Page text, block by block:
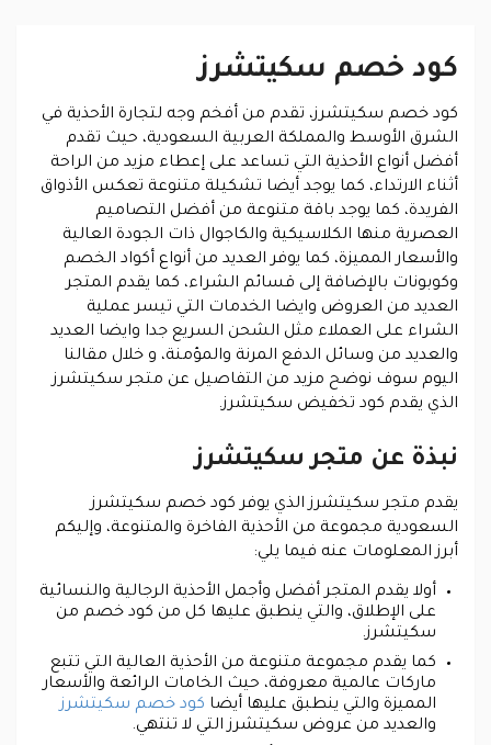
كود خصم سكيتشرز
كود خصم سكيتشرز، تقدم من أفخم وجه لتجارة الأحذية في
الشرق الأوسط والمملكة العربية السعودية، حيث تقدم
أفضل أنواع الأحذية التي تساعد على إعطاء مزيد من الراحة
أثناء الارتداء، كما يوجد أيضا تشكيلة متنوعة تعكس الأذواق
الفريدة، كما يوجد باقة متنوعة من أفضل التصاميم
العصرية منها الكلاسيكية والكاجوال ذات الجودة العالية
والأسعار المميزة، كما يوفر العديد من أنواع أكواد الخصم
وكوبونات بالإضافة إلى قسائم الشراء، كما يقدم المتجر
العديد من العروض وايضا الخدمات التي تيسر عملية
الشراء على العملاء مثل الشحن السريع جدا وايضا العديد
والعديد من وسائل الدفع المرنة والمؤمنة، و خلال مقالنا
اليوم سوف نوضح مزيد من التفاصيل عن متجر سكيتشرز
الذي يقدم كود تخفيض سكيتشرز.
نبذة عن متجر سكيتشرز
يقدم متجر سكيتشرز الذي يوفر كود خصم سكيتشرز
السعودية مجموعة من الأحذية الفاخرة والمتنوعة، وإليكم
أبرز المعلومات عنه فيما يلي:
أولا يقدم المتجر أفضل وأجمل الأحذية الرجالية والنسائية
على الإطلاق، والتي ينطبق عليها كل من كود خصم من
سكيتشرز.
كما يقدم مجموعة متنوعة من الأحذية العالية التي تتبع
ماركات عالمية معروفة، حيث الخامات الرائعة والأسعار
المميزة والتي ينطبق عليها أيضا كود خصم سكيتشرز
والعديد من عروض سكيتشرز التي لا تنتهي.